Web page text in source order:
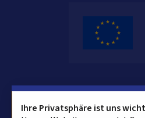
Ihre Privatsphäre ist uns